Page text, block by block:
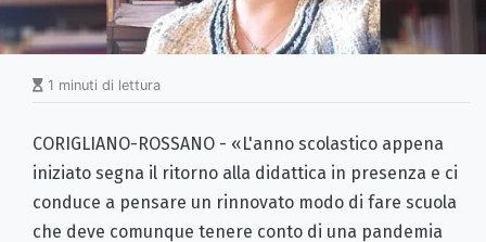
1 minuti di lettura
CORIGLIANO-ROSSANO - «L'anno scolastico appena
iniziato segna il ritorno alla didattica in presenza e ci
conduce a pensare un rinnovato modo di fare scuola
che deve comunque tenere conto di una pandemia